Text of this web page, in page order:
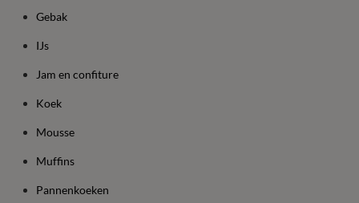
Gebak
IJs
Jam en confiture
Koek
Mousse
Muffins
Pannenkoeken